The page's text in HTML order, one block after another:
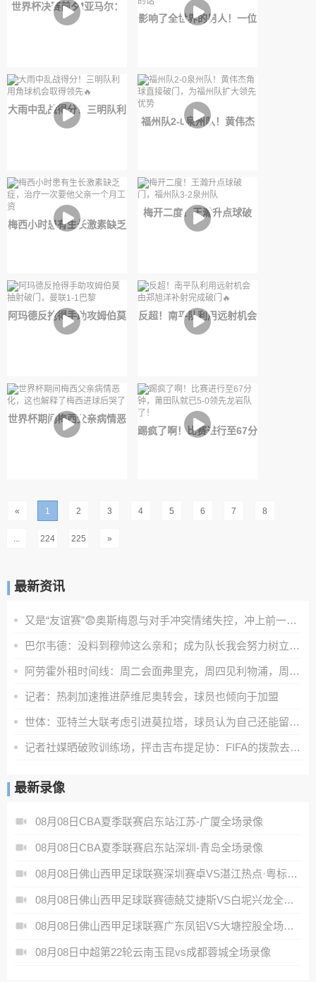
世界杯决赛前夕❗️亚马尔：
我的脑海里没有输，只有凯
影响了全世界的男人！一位
大雨中乱战得分！三明队利
用角球机会取得领先🔥
福州队2-0泉州队！黄伟杰
梅西小时患有生长激素缺乏
梅开二度！王瀚升点球破
门，福州队3-2泉州队
阿玛德反抢得手助攻姆伯莫
抽射破门，曼联1-1巴黎
反超！南平队利用远射机会
由郑旭洋补射完成破门🔥
世界杯期间梅西父亲病情恶
化，这也解释了梅西进球后
踢疯了啊！比赛进行至67分
« 1 2 3 4 5 6 7 8
... 224 225 »
最新资讯
又是“友谊赛”😨奥斯梅恩与对手冲突情绪失控，冲上前一把推翻
巴尔韦德：没料到穆帅这么亲和；成为队长我会努力树立正向表率
阿劳霍外租时间线：周二会面弗里克，周四见利物浦，周五晚间敲定
记者：热刺加速推进萨维尼奥转会，球员也倾向于加盟
世体：亚特兰大联考虑引进莫拉塔，球员认为自己还能留在顶级联赛
记者社媒晒破败训练场，抨击吉布提足协：FIFA的拨款去哪里了？
最新录像
08月08日CBA夏季联赛启东站江苏-广厦全场录像
08月08日CBA夏季联赛启东站深圳-青岛全场录像
08月08日佛山西甲足球联赛深圳赛卓VS湛江热点·粤标售电全场录像
08月08日佛山西甲足球联赛德兢艾捷斯VS白坭兴龙全场录像
08月08日佛山西甲足球联赛广东凤铝VS大塘控股全场录像
08月08日中超第22轮云南玉昆vs成都蓉城全场录像